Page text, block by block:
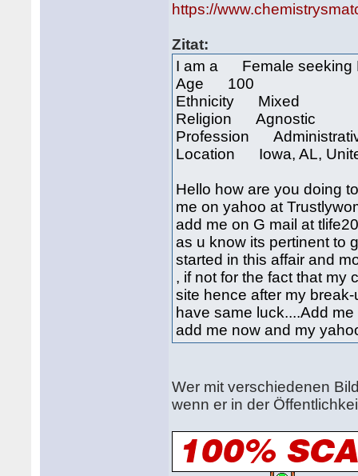
https://
Zitat:
I am a Female seeking
Age 100
Ethnicity Mixed
Religion Agnostic
Profession
Location Iowa, AL,
Hello how are you doing
me on yahoo at
add me on G mail at
as u know its pertinent to
started in this affair and
, if not for the fact that my
site hence after my
have same luck....Add
add me now and my
Wer mit verschiedenen
wenn er in der